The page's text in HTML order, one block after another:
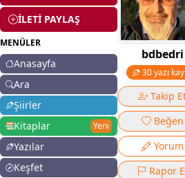
İLETİ PAYLAŞ
MENÜLER
Anasayfa
Ara
Şiirler
Kitaplar
Yeni
Yazılar
Keşfet
bdbedri
30 yazı
Takip
Beğen
Yorum
Rapor